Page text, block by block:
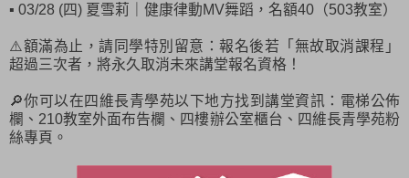
▪ 03/28 (四) 夏雪莉｜健康律動MV舞蹈，名額40（503教室）
⚠️額滿為止，請同學特別留意：報名後若「無故取消課程」
超過三次者，將永久取消未來講堂報名資格！
🔎你可以在四維長青學苑以下地方找到講堂資訊：電梯公佈
欄、210教室外面布告欄、四樓辦公室櫃台、四維長青學苑粉
絲專頁。